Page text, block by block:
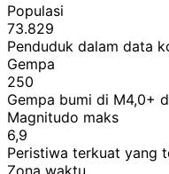
Populasi
73.829
Penduduk dalam data
Gempa
250
Gempa bumi di M4,0+
Magnitudo maks
6,9
Peristiwa terkuat yang
Zona waktu